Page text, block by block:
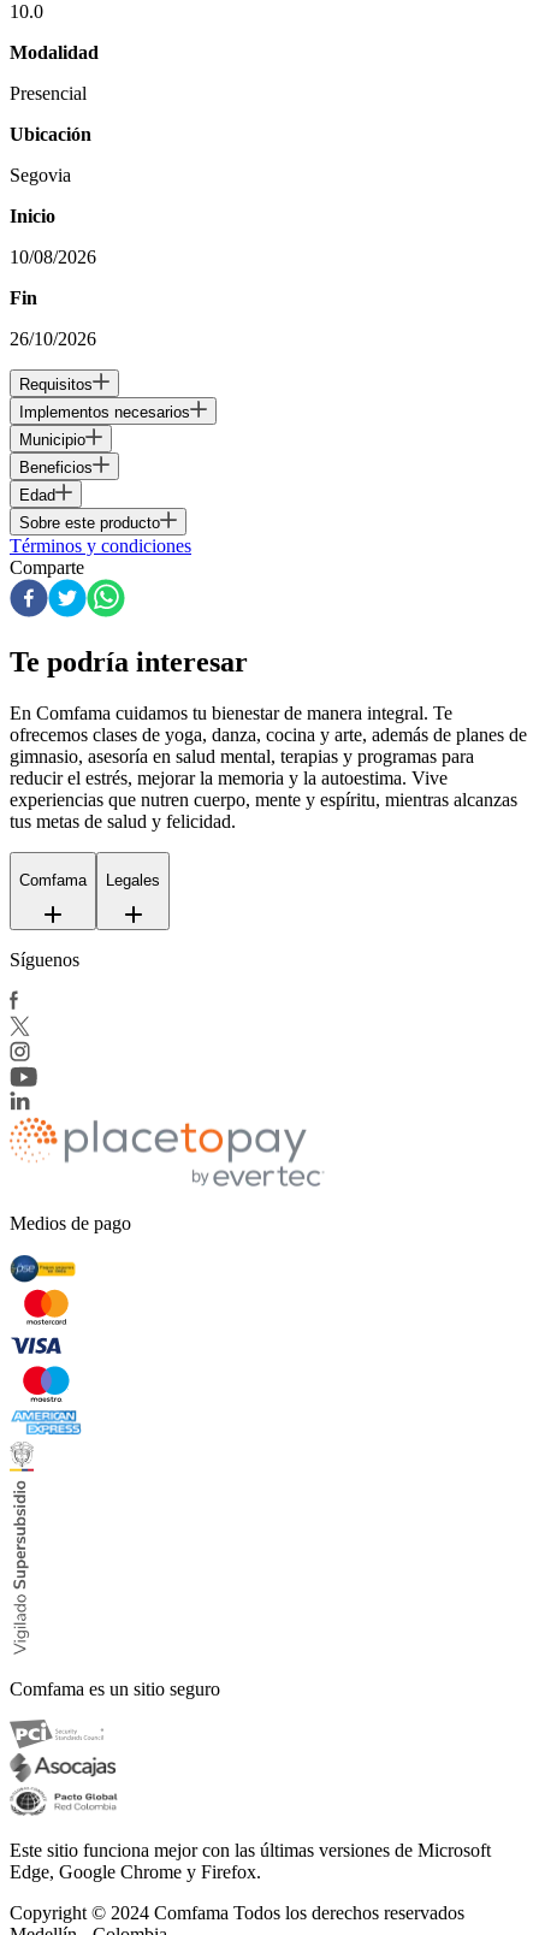
10.0
Modalidad
Presencial
Ubicación
Segovia
Inicio
10/08/2026
Fin
26/10/2026
Requisitos
Implementos necesarios
Municipio
Beneficios
Edad
Sobre este producto
Términos y condiciones
Comparte
Te podría interesar
En Comfama cuidamos tu bienestar de manera integral. Te
ofrecemos clases de yoga, danza, cocina y arte, además de planes de
gimnasio, asesoría en salud mental, terapias y programas para
reducir el estrés, mejorar la memoria y la autoestima. Vive
experiencias que nutren cuerpo, mente y espíritu, mientras alcanzas
tus metas de salud y felicidad.
Comfama Legales
Síguenos
Medios de pago
Comfama es un sitio seguro
Este sitio funciona mejor con las últimas versiones de Microsoft
Edge, Google Chrome y Firefox.
Copyright © 2024 Comfama Todos los derechos reservados